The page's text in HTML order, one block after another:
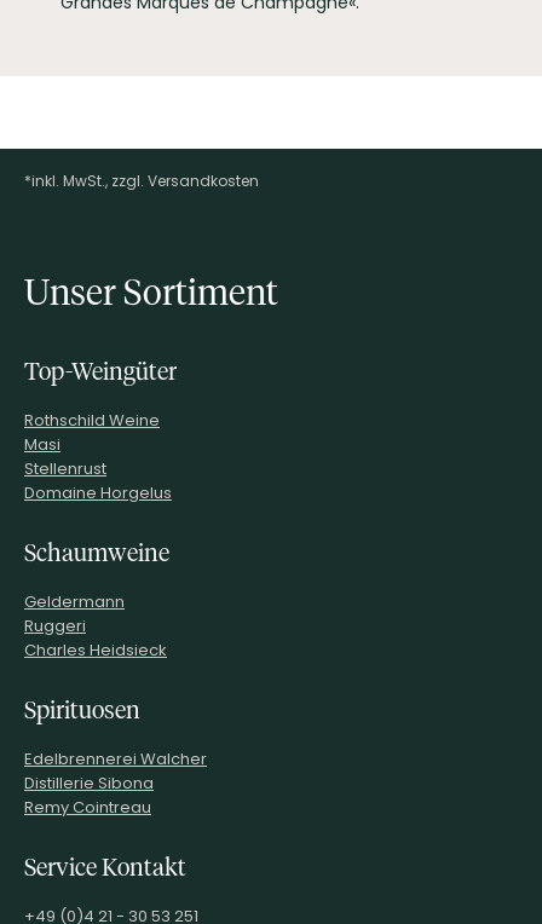
Footer-Menü
*inkl. MwSt., zzgl. Versandkosten
Unser Sortiment
Top-Weingüter
Rothschild Weine
Masi
Stellenrust
Domaine Horgelus
Schaumweine
Geldermann
Ruggeri
Charles Heidsieck
Spirituosen
Edelbrennerei Walcher
Distillerie Sibona
Remy Cointreau
Service Kontakt
+49 (0)4 21 - 30 53 251